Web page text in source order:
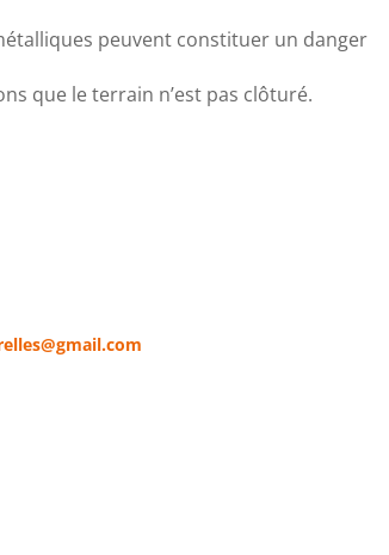
peuvent constituer un danger
que le terrain n’est pas clôturé.